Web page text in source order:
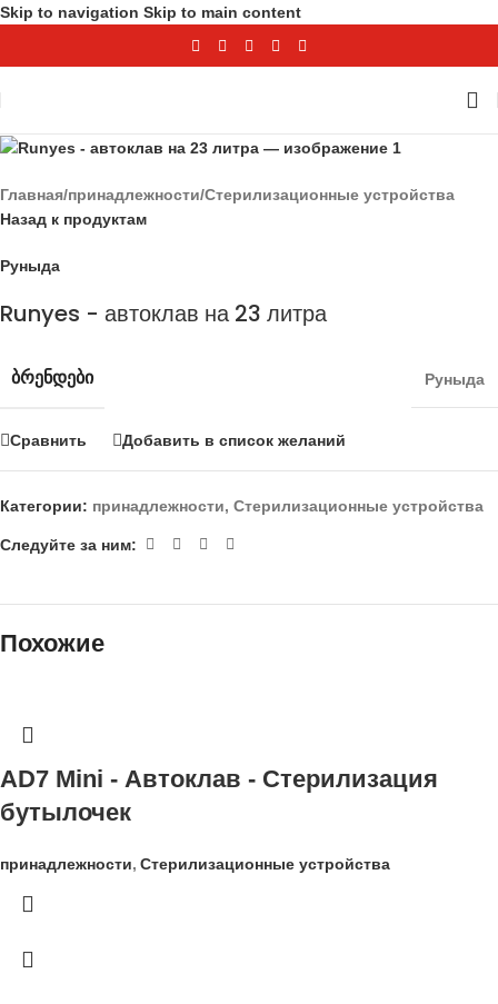
Skip to navigation Skip to main content
Главная/принадлежности/Стерилизационные устройства
Назад к продуктам
Руныда
Runyes - автоклав на 23 литра
ᲑᲠᲔᲜᲓᲔᲑᲘ Руныда
Сравнить Добавить в список желаний
Категории: принадлежности, Стерилизационные устройства
Следуйте за ним:
Похожие
AD7 Mini - Автоклав - Стерилизация
бутылочек
принадлежности, Стерилизационные устройства